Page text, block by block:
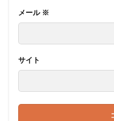
メール ※
サイト